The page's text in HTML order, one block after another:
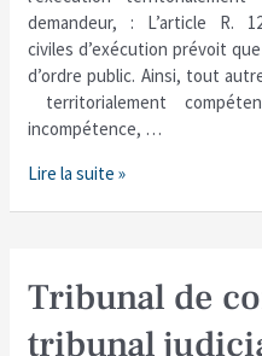
demandeur, : L’article R.
civiles d’exécution prévoit
d’ordre public. Ainsi, tout
territorialement
incompétence, …
Lire la suite »
Tribunal de
tribunal
Tribunal
de
commerce